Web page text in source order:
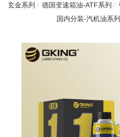
玄金系列 / 德国变速箱油-ATF系列 /
国内分装-汽机油系列